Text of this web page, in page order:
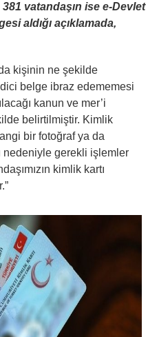
vatandaşın ise e-Devlet
aldığı açıklamada,
kişinin ne şekilde
belge ibraz edememesi
kanun ve mer’i
belirtilmiştir. Kimlik
bir fotoğraf ya da
nedeniyle gerekli işlemler
kimlik kartı